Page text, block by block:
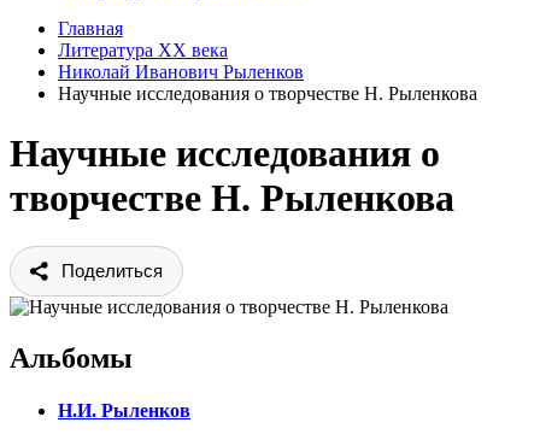
Главная
Литература ХХ века
Николай Иванович Рыленков
Научные исследования о творчестве Н. Рыленкова
Научные исследования о
творчестве Н. Рыленкова
Поделиться
Альбомы
Н.И. Рыленков